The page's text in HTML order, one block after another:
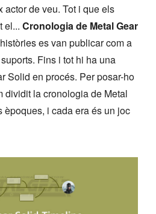
actor de veu. Tot i que els
el... Cronologia de Metal Gear
es van publicar com a
Fins i tot hi ha una
Solid en procés. Per posar-ho
dividit la cronologia de Metal
èpoques, i cada era és un joc